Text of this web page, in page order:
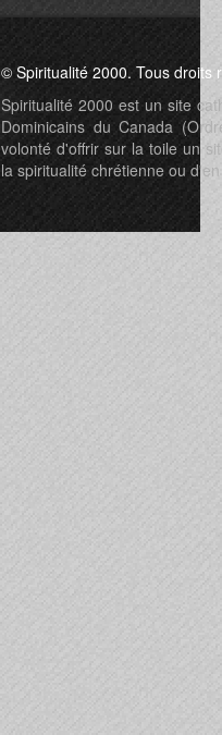
© Spiritualité 2000. Tous droits
Spiritualité 2000 est un site
Dominicains du Canada
volonté d'offrir sur la toile un
la spiritualité chrétienne ou